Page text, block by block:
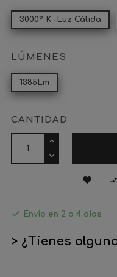
3000º K -Luz Cálida
LÚMENES
1385Lm
CANTIDAD

 Envío en 2 a 4 días
> ¿Tienes